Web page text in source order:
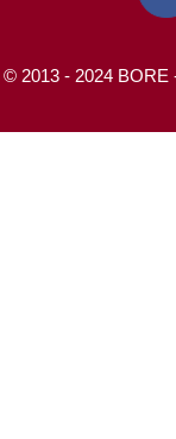
© 2013 - 2024 BORE